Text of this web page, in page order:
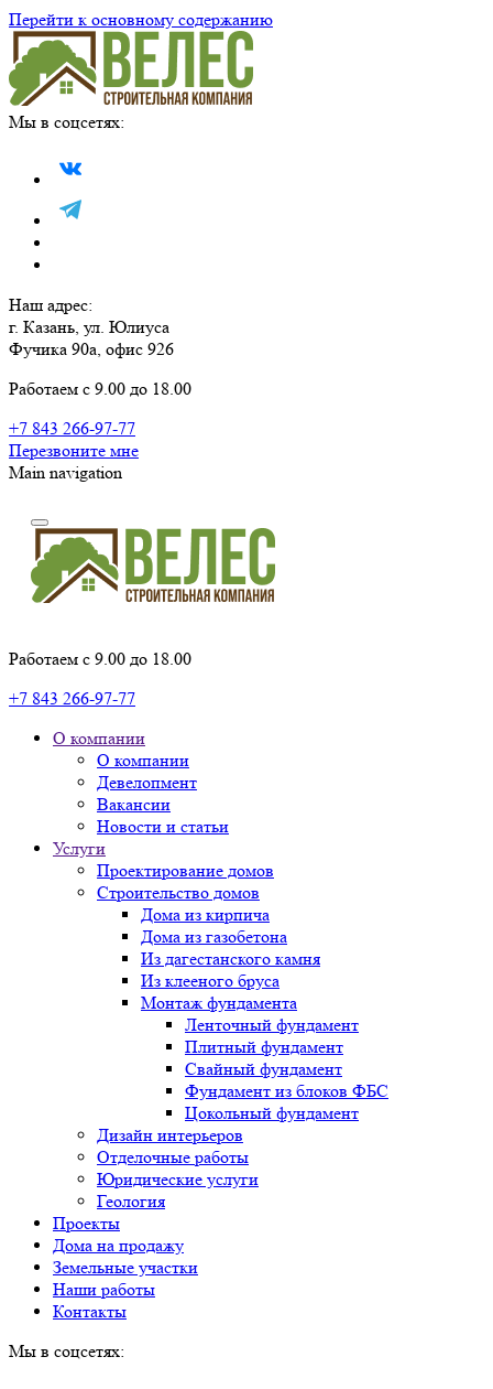
Перейти к основному содержанию
Мы в соцсетях:
Наш адрес:
г. Казань, ул. Юлиуса
Фучика 90а, офис 926
Работаем с 9.00 до 18.00
+7 843 266-97-77
Перезвоните мне
Main navigation
Работаем с 9.00 до 18.00
+7 843 266-97-77
О компании
О компании
Девелопмент
Вакансии
Новости и статьи
Услуги
Проектирование домов
Строительство домов
Дома из кирпича
Дома из газобетона
Из дагестанского камня
Из клееного бруса
Монтаж фундамента
Ленточный фундамент
Плитный фундамент
Свайный фундамент
Фундамент из блоков ФБС
Цокольный фундамент
Дизайн интерьеров
Отделочные работы
Юридические услуги
Геология
Проекты
Дома на продажу
Земельные участки
Наши работы
Контакты
Мы в соцсетях: